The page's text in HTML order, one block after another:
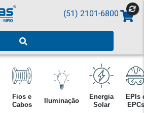
(51) 2101-6800
Fios e
Cabos
Iluminação
Energia
Solar
EPIs
EPCs